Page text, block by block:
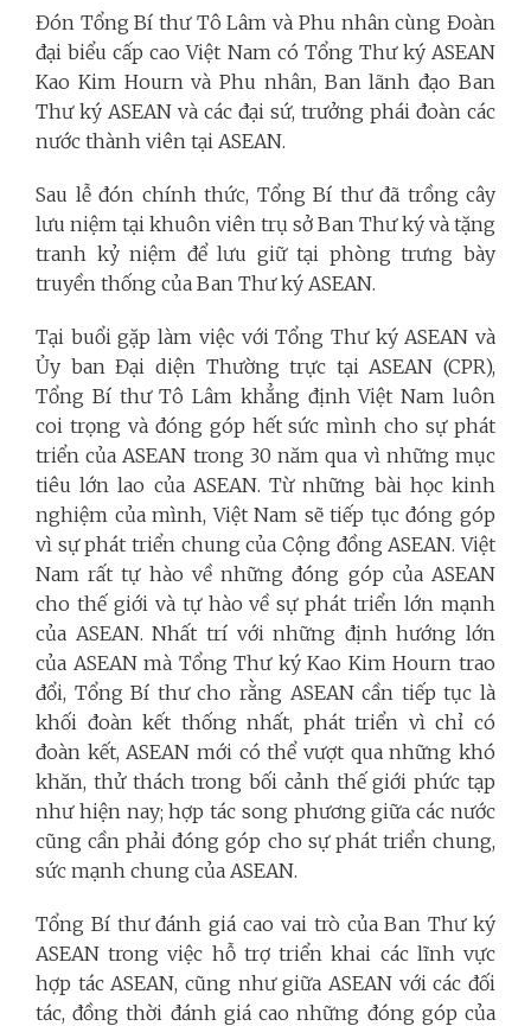
Đón Tổng Bí thư Tô Lâm và Phu nhân cùng Đoàn
đại biểu cấp cao Việt Nam có Tổng Thư ký ASEAN
Kao Kim Hourn và Phu nhân, Ban lãnh đạo Ban
Thư ký ASEAN và các đại sứ, trưởng phái đoàn các
nước thành viên tại ASEAN.
Sau lễ đón chính thức, Tổng Bí thư đã trồng cây
lưu niệm tại khuôn viên trụ sở Ban Thư ký và tặng
tranh kỷ niệm để lưu giữ tại phòng trưng bày
truyền thống của Ban Thư ký ASEAN.
Tại buổi gặp làm việc với Tổng Thư ký ASEAN và
Ủy ban Đại diện Thường trực tại ASEAN (CPR),
Tổng Bí thư Tô Lâm khẳng định Việt Nam luôn
coi trọng và đóng góp hết sức mình cho sự phát
triển của ASEAN trong 30 năm qua vì những mục
tiêu lớn lao của ASEAN. Từ những bài học kinh
nghiệm của mình, Việt Nam sẽ tiếp tục đóng góp
vì sự phát triển chung của Cộng đồng ASEAN. Việt
Nam rất tự hào về những đóng góp của ASEAN
cho thế giới và tự hào về sự phát triển lớn mạnh
của ASEAN. Nhất trí với những định hướng lớn
của ASEAN mà Tổng Thư ký Kao Kim Hourn trao
đổi, Tổng Bí thư cho rằng ASEAN cần tiếp tục là
khối đoàn kết thống nhất, phát triển vì chỉ có
đoàn kết, ASEAN mới có thể vượt qua những khó
khăn, thử thách trong bối cảnh thế giới phức tạp
như hiện nay; hợp tác song phương giữa các nước
cũng cần phải đóng góp cho sự phát triển chung,
sức mạnh chung của ASEAN.
Tổng Bí thư đánh giá cao vai trò của Ban Thư ký
ASEAN trong việc hỗ trợ triển khai các lĩnh vực
hợp tác ASEAN, cũng như giữa ASEAN với các đối
tác, đồng thời đánh giá cao những đóng góp của